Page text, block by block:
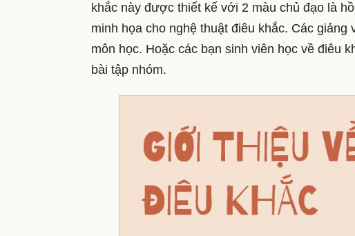
khắc này được thiết kế với 2 màu chủ đạo là
minh họa cho nghệ thuật điêu khắc. Các
môn học. Hoặc các bạn sinh viên học về điêu
bài tập nhóm.